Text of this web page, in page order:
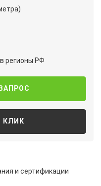
регионы РФ
КЛИК
и сертификации